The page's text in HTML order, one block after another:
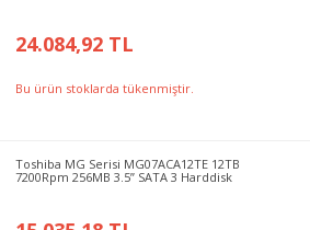
24.084,92 TL
Bu ürün stoklarda tükenmiştir.
Toshiba MG Serisi MG07ACA12TE 12TB
7200Rpm 256MB 3.5” SATA 3 Harddisk